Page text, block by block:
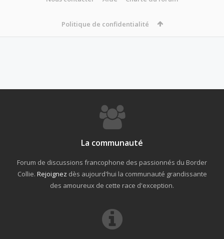
Politique de confidentialité
La communauté
Forum de discussions francophone des passionnés du Border
Collie. Rejoignez dès aujourd'hui la communauté grandissante
des amoureux de cette race d'exception.